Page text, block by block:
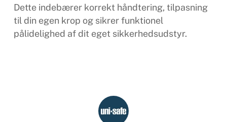
Dette indebærer korrekt håndtering, tilpasning
til din egen krop og sikrer funktionel
pålidelighed af dit eget sikkerhedsudstyr.